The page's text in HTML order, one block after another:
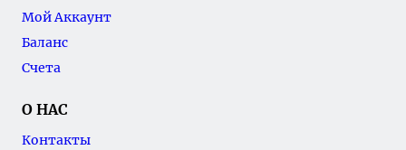
Мой Аккаунт
Баланс
Счета
О НАС
Контакты